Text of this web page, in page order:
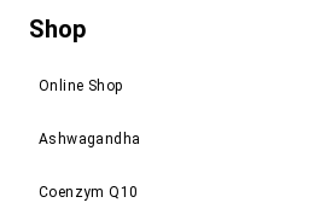
Shop
Online Shop
Ashwagandha
Coenzym Q10